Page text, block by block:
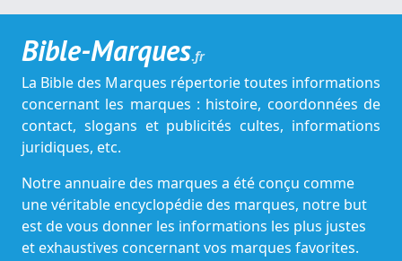
Bible-Marques.fr
La Bible des Marques répertorie toutes informations
concernant les marques : histoire, coordonnées de
contact, slogans et publicités cultes, informations
juridiques, etc.
Notre annuaire des marques a été conçu comme
une véritable encyclopédie des marques, notre but
est de vous donner les informations les plus justes
et exhaustives concernant vos marques favorites.